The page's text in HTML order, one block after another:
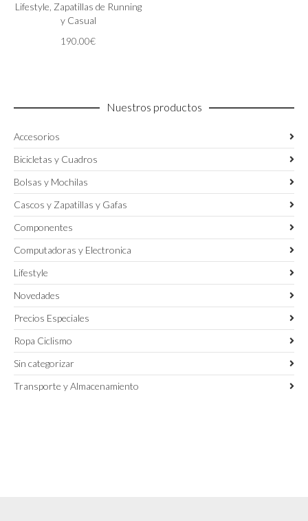
Las
Lifestyle, Zapatillas de Running
y Casual
190.00€
Nuestros productos
Accesorios
Bicicletas y Cuadros
Bolsas y Mochilas
Cascos y Zapatillas y Gafas
Componentes
Computadoras y Electronica
Lifestyle
Novedades
Precios Especiales
Ropa Ciclismo
Sin categorizar
Transporte y Almacenamiento